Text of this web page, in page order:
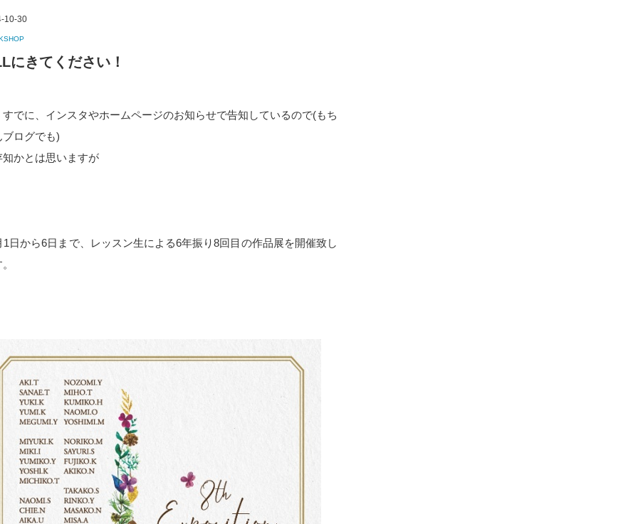
10-30
にきてください！
すでに、インスタやホームページのお知らせで告知しているので(もち
ブログでも)
知かとは思いますが
1日から6日まで、レッスン生による6年振り8回目の作品展を開催致し